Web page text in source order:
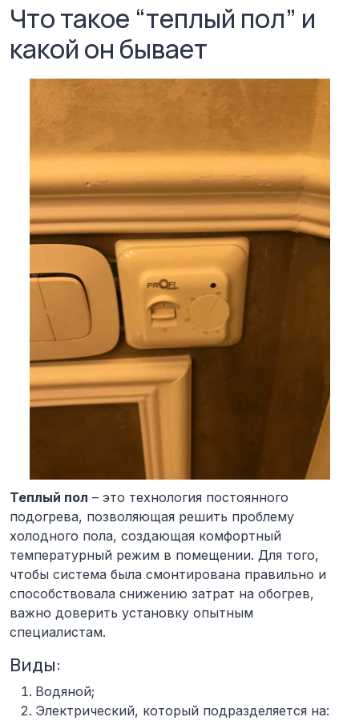
Что такое “теплый пол” и
какой он бывает
Теплый пол – это технология постоянного
подогрева, позволяющая решить проблему
холодного пола, создающая комфортный
температурный режим в помещении. Для того,
чтобы система была смонтирована правильно и
способствовала снижению затрат на обогрев,
важно доверить установку опытным
специалистам.
Виды:
Водяной;
Электрический, который подразделяется на: